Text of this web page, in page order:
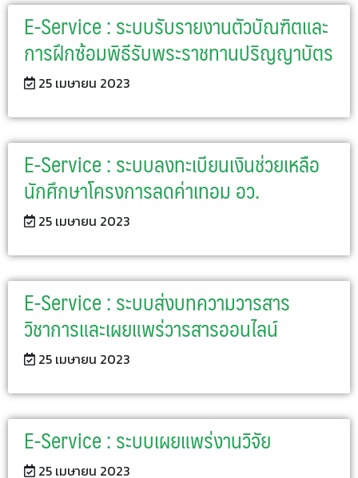
E-Service : ระบบรับรายงานตัวบัณฑิตและ
การฝึกซ้อมพิธีรับพระราชทานปริญญาบัตร
25 เมษายน 2023
E-Service : ระบบลงทะเบียนเงินช่วยเหลือ
นักศึกษาโครงการลดค่าเทอม อว.
25 เมษายน 2023
E-Service : ระบบส่งบทความวารสาร
วิชาการและเผยแพร่วารสารออนไลน์
25 เมษายน 2023
E-Service : ระบบเผยแพร่งานวิจัย
25 เมษายน 2023